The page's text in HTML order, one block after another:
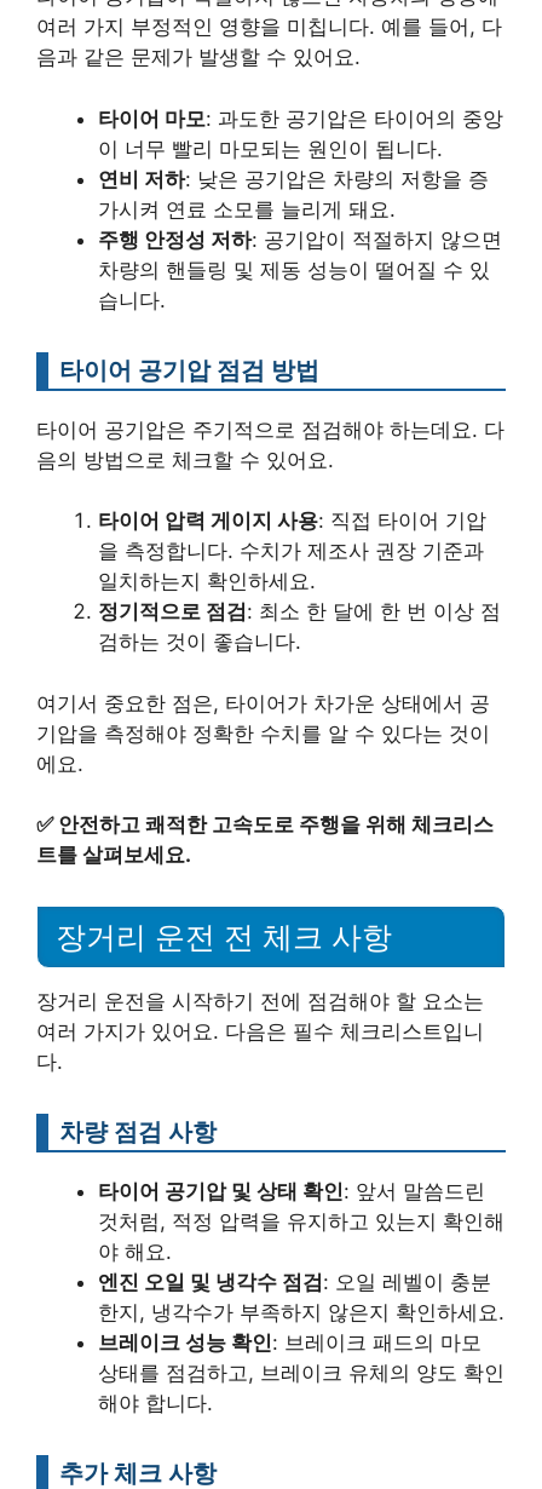
여러 가지 부정적인 영향을 미칩니다. 예를 들어, 다
음과 같은 문제가 발생할 수 있어요.
타이어 마모: 과도한 공기압은 타이어의 중앙
이 너무 빨리 마모되는 원인이 됩니다.
연비 저하: 낮은 공기압은 차량의 저항을 증
가시켜 연료 소모를 늘리게 돼요.
주행 안정성 저하: 공기압이 적절하지 않으면
차량의 핸들링 및 제동 성능이 떨어질 수 있
습니다.
타이어 공기압 점검 방법
타이어 공기압은 주기적으로 점검해야 하는데요. 다
음의 방법으로 체크할 수 있어요.
타이어 압력 게이지 사용: 직접 타이어 기압
을 측정합니다. 수치가 제조사 권장 기준과
일치하는지 확인하세요.
정기적으로 점검 : 최소 한 달에 한 번 이상 점
검하는 것이 좋습니다.
여기서 중요한 점은, 타이어가 차가운 상태에서 공
기압을 측정해야 정확한 수치를 알 수 있다는 것이
에요.
✅ 안전하고 쾌적한 고속도로 주행을 위해 체크리스
트를 살펴보세요.
장거리 운전 전 체크 사항
장거리 운전을 시작하기 전에 점검해야 할 요소는
여러 가지가 있어요. 다음은 필수 체크리스트입니
다.
차량 점검 사항
타이어 공기압 및 상태 확인: 앞서 말씀드린
것처럼, 적정 압력을 유지하고 있는지 확인해
야 해요.
엔진 오일 및 냉각수 점검 : 오일 레벨이 충분
한지, 냉각수가 부족하지 않은지 확인하세요.
브레이크 성능 확인: 브레이크 패드의 마모
상태를 점검하고, 브레이크 유체의 양도 확인
해야 합니다.
추가 체크 사항